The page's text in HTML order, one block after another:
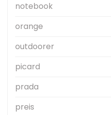
notebook
orange
outdoorer
picard
prada
preis